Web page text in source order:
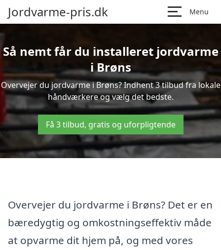
Jordvarme-pris.dk Menu
Så nemt får du installeret jordvarme
i Brøns
Overvejer du jordvarme i Brøns? Indhent 3 tilbud fra lokale
håndværkere og vælg det bedste.
Få 3 tilbud, gratis og uforpligtende
Overvejer du jordvarme i Brøns? Det er en
bæredygtig og omkostningseffektiv måde
at opvarme dit hjem på, og med vores